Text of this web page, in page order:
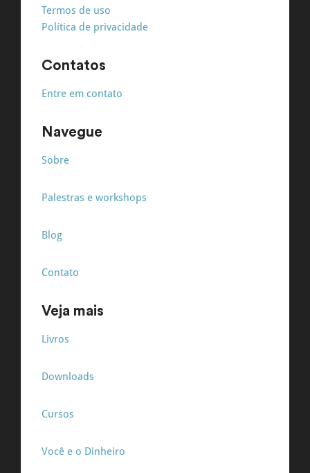
Termos de uso
Política de privacidade
Contatos
Entre em contato
Navegue
Sobre
Palestras e workshops
Blog
Contato
Veja mais
Livros
Downloads
Cursos
Você e o Dinheiro